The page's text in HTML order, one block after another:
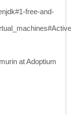
free-and-
at Adoptium